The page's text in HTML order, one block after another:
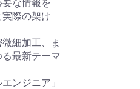
な情報を
実際の架け
細加工、ま
最新テーマ
ンジニア」